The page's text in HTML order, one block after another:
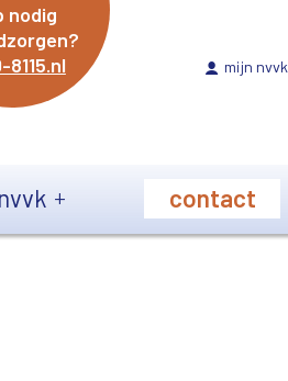
nodig
8115.nl
mijn nvvk
contact